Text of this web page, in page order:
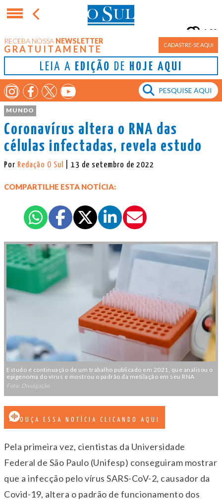
RECEBA NOSSA NEWSLETTER
GRATUITAMENTE CADASTRE-SE AQUI
LEIA A EDIÇÃO DE HOJE AQUI
Porto Alegre
16°
MUNDO
Coronavírus altera o RNA das
células infectadas, revela estudo
Por Redação O Sul | 13 de setembro de 2022
COMPARTILHE ESTA NOTÍCIA:
Estudo é continuação de um trabalho publicado em 2021, que analisou o
epigenoma do vírus e mostrou o padrão da metilação em seu RNA
Foto: Divulgação
OUÇA ESSA NOTÍCIA CLICANDO AQUI
Pela primeira vez, cientistas da Universidade
Federal de São Paulo (Unifesp) conseguiram mostrar
que a infecção pelo vírus SARS-CoV-2, causador da
Covid-19, altera o padrão de funcionamento dos